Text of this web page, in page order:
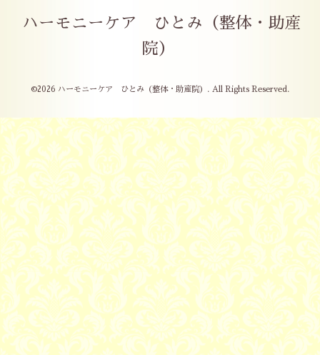
ハーモニーケア ひとみ（整体・助産
院）
©2026 ハーモニーケア ひとみ（整体・助産院） . All Rights Reserved.